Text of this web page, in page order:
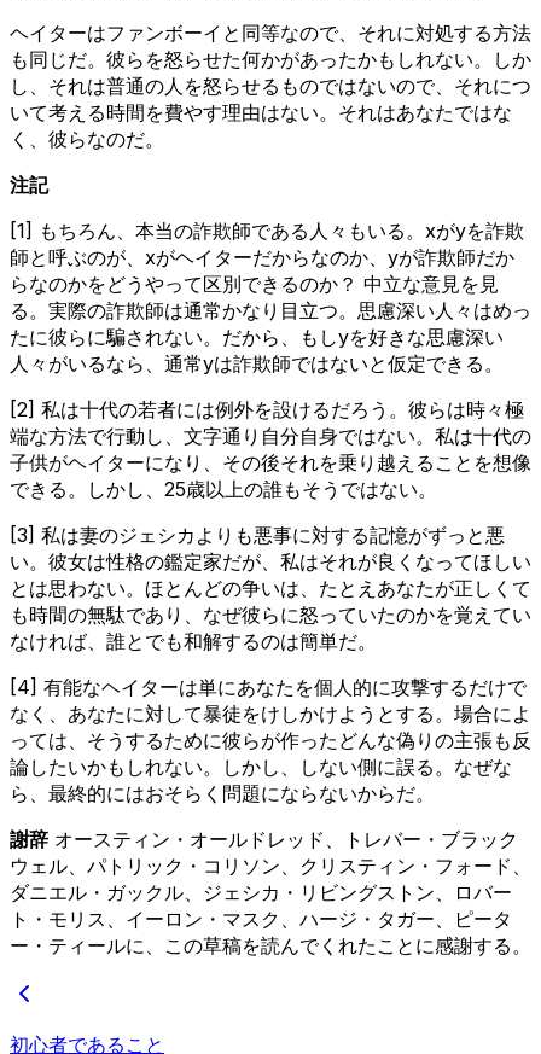
ヘイターはファンボーイと同等なので、それに対処する方法
も同じだ。彼らを怒らせた何かがあったかもしれない。しか
し、それは普通の人を怒らせるものではないので、それにつ
いて考える時間を費やす理由はない。それはあなたではな
く、彼らなのだ。
注記
[1] もちろん、本当の詐欺師である人々もいる。xがyを詐欺
師と呼ぶのが、xがヘイターだからなのか、yが詐欺師だか
らなのかをどうやって区別できるのか？ 中立な意見を見
る。実際の詐欺師は通常かなり目立つ。思慮深い人々はめっ
たに彼らに騙されない。だから、もしyを好きな思慮深い
人々がいるなら、通常yは詐欺師ではないと仮定できる。
[2] 私は十代の若者には例外を設けるだろう。彼らは時々極
端な方法で行動し、文字通り自分自身ではない。私は十代の
子供がヘイターになり、その後それを乗り越えることを想像
できる。しかし、25歳以上の誰もそうではない。
[3] 私は妻のジェシカよりも悪事に対する記憶がずっと悪
い。彼女は性格の鑑定家だが、私はそれが良くなってほしい
とは思わない。ほとんどの争いは、たとえあなたが正しくて
も時間の無駄であり、なぜ彼らに怒っていたのかを覚えてい
なければ、誰とでも和解するのは簡単だ。
[4] 有能なヘイターは単にあなたを個人的に攻撃するだけで
なく、あなたに対して暴徒をけしかけようとする。場合によ
っては、そうするために彼らが作ったどんな偽りの主張も反
論したいかもしれない。しかし、しない側に誤る。なぜな
ら、最終的にはおそらく問題にならないからだ。
謝辞 オースティン・オールドレッド、トレバー・ブラック
ウェル、パトリック・コリソン、クリスティン・フォード、
ダニエル・ガックル、ジェシカ・リビングストン、ロバー
ト・モリス、イーロン・マスク、ハージ・タガー、ピータ
ー・ティールに、この草稿を読んでくれたことに感謝する。
初心者であること